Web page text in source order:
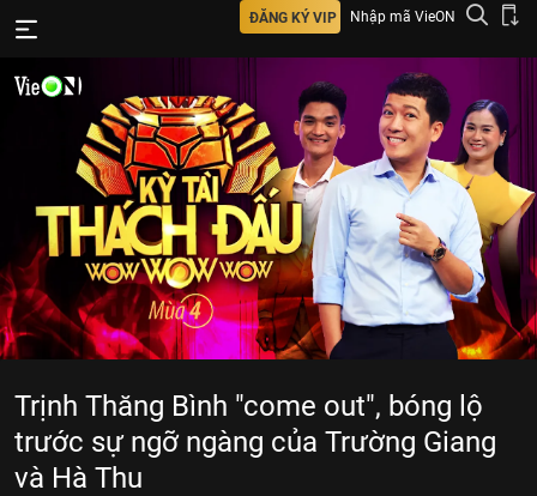
ĐĂNG KÝ VIP Nhập mã VieON
Trịnh Thăng Bình "come out", bóng lộ
trước sự ngỡ ngàng của Trường Giang
và Hà Thu